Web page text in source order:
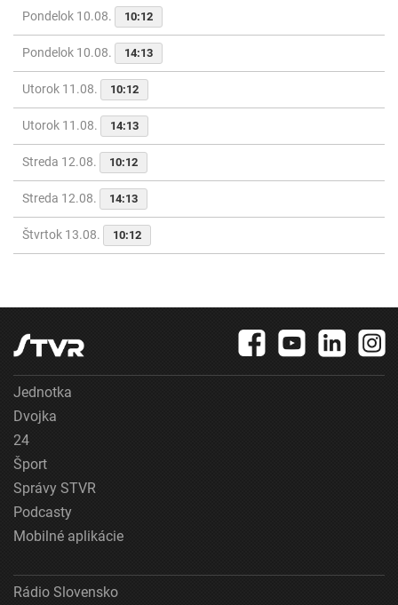
Pondelok 10.08. 10:12
Pondelok 10.08. 14:13
Utorok 11.08. 10:12
Utorok 11.08. 14:13
Streda 12.08. 10:12
Streda 12.08. 14:13
Štvrtok 13.08. 10:12
Jednotka
Dvojka
24
Šport
Správy STVR
Podcasty
Mobilné aplikácie
Rádio Slovensko